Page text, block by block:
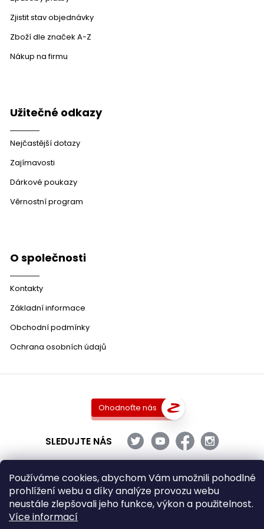
Používáme cookies, abychom Vám umožnili pohodlné
prohlížení webu a díky analýze provozu webu
neustále zlepšovali jeho funkce, výkon a použitelnost.
Více informací
Zjistit stav objednávky
Zboží dle značek A-Z
Nákup na firmu
Užitečné odkazy
Nejčastější dotazy
Zajímavosti
Dárkové poukazy
Věrnostní program
O společnosti
Kontakty
Základní informace
Obchodní podmínky
Ochrana osobních údajů
Ohodnoťte nás
SLEDUJTE NÁS
Copyright 2026DobraVina.cz. Všechna práva vyhrazena.
Upravit nastavení cookies
Grafický návrh vytvořil a nakódoval